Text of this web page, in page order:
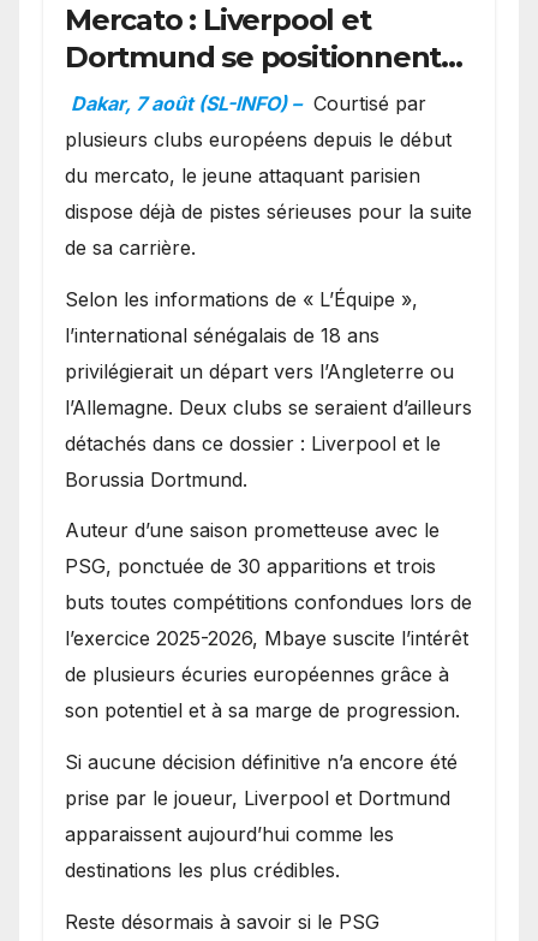
Mercato : Liverpool et
Dortmund se positionnent
en favoris pour recruter
Ibrahim Mbaye
Dakar, 7 août (SL-INFO) – Courtisé par
plusieurs clubs européens depuis le début
du mercato, le jeune attaquant parisien
dispose déjà de pistes sérieuses pour la suite
de sa carrière.
Selon les informations de « L’Équipe »,
l’international sénégalais de 18 ans
privilégierait un départ vers l’Angleterre ou
l’Allemagne. Deux clubs se seraient d’ailleurs
détachés dans ce dossier : Liverpool et le
Borussia Dortmund.
Auteur d’une saison prometteuse avec le
PSG, ponctuée de 30 apparitions et trois
buts toutes compétitions confondues lors de
l’exercice 2025-2026, Mbaye suscite l’intérêt
de plusieurs écuries européennes grâce à
son potentiel et à sa marge de progression.
Si aucune décision définitive n’a encore été
prise par le joueur, Liverpool et Dortmund
apparaissent aujourd’hui comme les
destinations les plus crédibles.
Reste désormais à savoir si le PSG